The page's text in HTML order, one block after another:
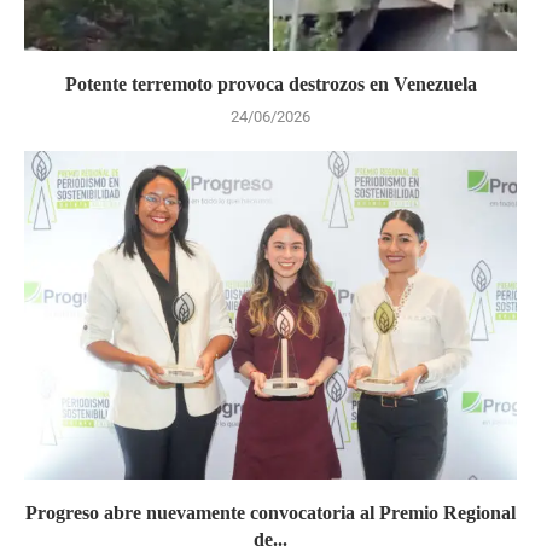
Potente terremoto provoca destrozos en Venezuela
24/06/2026
Progreso abre nuevamente convocatoria al Premio Regional
de...